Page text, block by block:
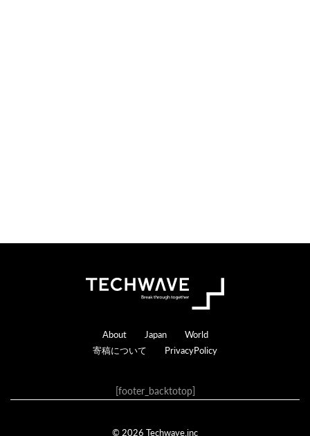
Footer
About Japan
World
寄稿について
PrivacyPolicy
[footer_backtotop]
© 2026 Techwave.inc